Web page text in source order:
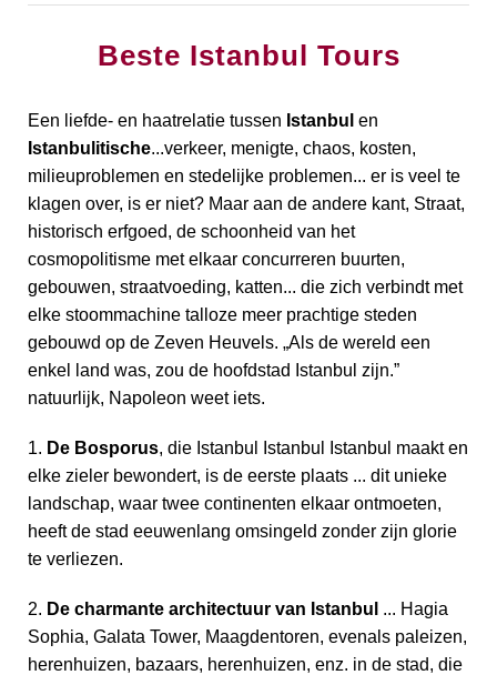
Beste Istanbul Tours
Een liefde- en haatrelatie tussen Istanbul en
Istanbulitische...verkeer, menigte, chaos, kosten,
milieuproblemen en stedelijke problemen... er is veel te
klagen over, is er niet? Maar aan de andere kant, Straat,
historisch erfgoed, de schoonheid van het
cosmopolitisme met elkaar concurreren buurten,
gebouwen, straatvoeding, katten... die zich verbindt met
elke stoommachine talloze meer prachtige steden
gebouwd op de Zeven Heuvels. „Als de wereld een
enkel land was, zou de hoofdstad Istanbul zijn.”
natuurlijk, Napoleon weet iets.
1. De Bosporus, die Istanbul Istanbul Istanbul maakt en
elke zieler bewondert, is de eerste plaats ... dit unieke
landschap, waar twee continenten elkaar ontmoeten,
heeft de stad eeuwenlang omsingeld zonder zijn glorie
te verliezen.
2. De charmante architectuur van Istanbul ... Hagia
Sophia, Galata Tower, Maagdentoren, evenals paleizen,
herenhuizen, bazaars, herenhuizen, enz. in de stad, die